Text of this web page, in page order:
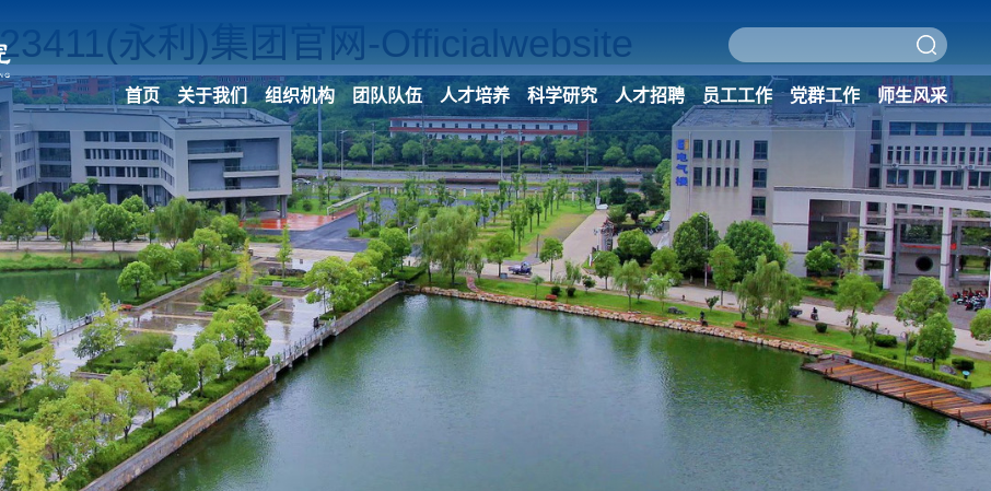
永利)集团官网-Officialwebsite
首页 关于我们 组织机构 团队队伍 人才培养 科学研究 人才招聘 员工工作 党群工作 师生风采